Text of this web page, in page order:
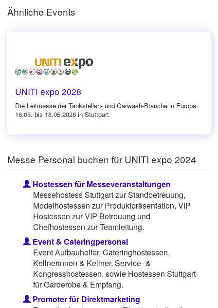
Ähnliche Events
UNITI expo 2028
Die Leitmesse der Tankstellen- und Carwash-Branche in Europa
16.05. bis 18.05.2028 in Stuttgart
Messe Personal buchen für UNITI expo 2024
Hostessen für Messeveranstaltungen
Messehostess Stuttgart zur Standbetreuung,
Modelhostessen zur Produktpräsentation, VIP
Hostessen zur VIP Betreuung und
Chefhostessen zur Teamleitung.
Event & Cateringpersonal
Event Aufbauhelfer, Cateringhostessen,
Kellnerinnen & Kellner, Service- &
Kongresshostessen, sowie Hostessen Stuttgart
für Garderobe & Empfang.
Promoter für Direktmarketing